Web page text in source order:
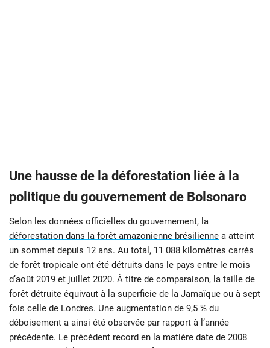
Une hausse de la déforestation liée à la
politique du gouvernement de Bolsonaro
Selon les données officielles du gouvernement, la
déforestation dans la forêt amazonienne brésilienne a atteint
un sommet depuis 12 ans. Au total, 11 088 kilomètres carrés
de forêt tropicale ont été détruits dans le pays entre le mois
d’août 2019 et juillet 2020. À titre de comparaison, la taille de
forêt détruite équivaut à la superficie de la Jamaïque ou à sept
fois celle de Londres. Une augmentation de 9,5 % du
déboisement a ainsi été observée par rapport à l’année
précédente. Le précédent record en la matière date de 2008